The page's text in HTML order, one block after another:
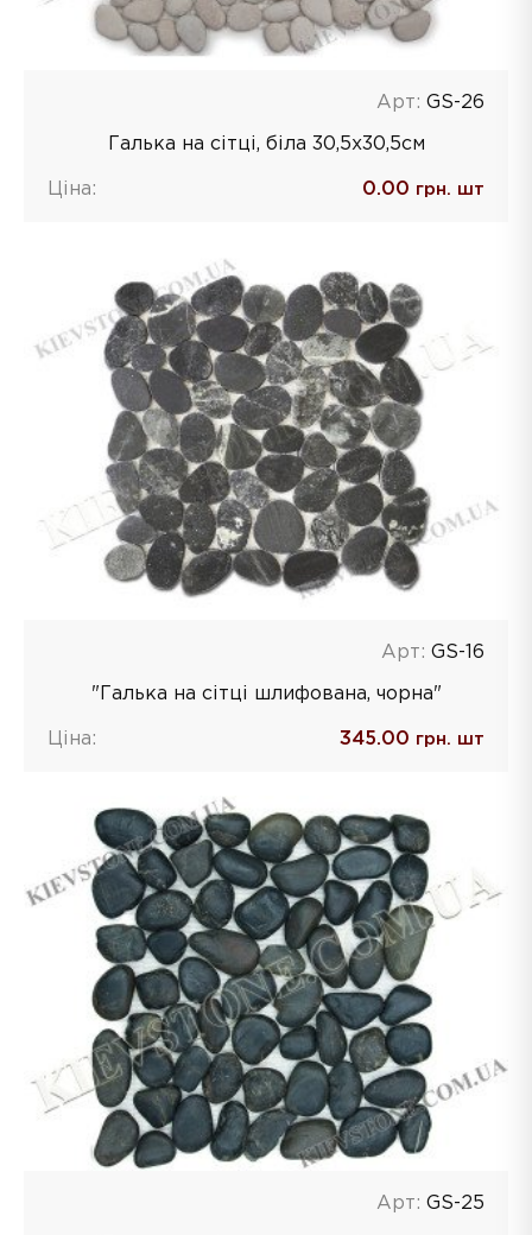
Арт: GS-26
Галька на сітці, біла 30,5х30,5см
Ціна: 0.00 грн. шт
Арт: GS-16
"Галька на сітці шлифована, чорна"
Ціна: 345.00 грн. шт
Арт: GS-25